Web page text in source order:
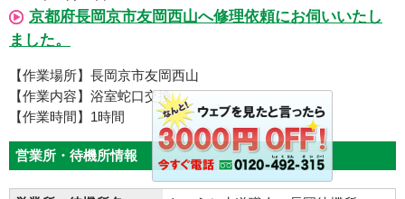
京都府長岡京市友岡西山へ修理依頼にお伺いいたし
ました。
【作業場所】長岡京市友岡西山
【作業内容】浴室蛇口交換
【作業時間】1時間
営業所・待機所情報